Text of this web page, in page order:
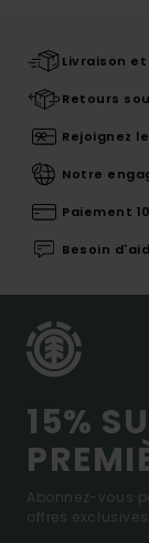
Livraison
Retours
Rejoignez
Notre
Paiement
Besoin
15%
Abonnez-vous
offres exclusives.